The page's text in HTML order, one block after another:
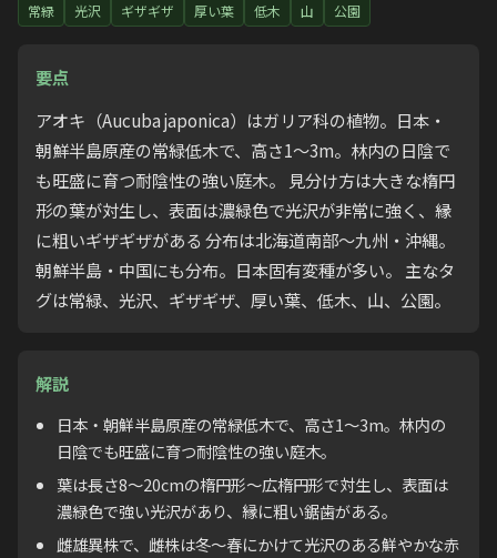
常緑 光沢 ギザギザ 厚い葉 低木 山 公園
要点
アオキ（Aucuba japonica）はガリア科の植物。日本・
朝鮮半島原産の常緑低木で、高さ1〜3m。林内の日陰で
も旺盛に育つ耐陰性の強い庭木。 見分け方は大きな楕円
形の葉が対生し、表面は濃緑色で光沢が非常に強く、縁
に粗いギザギザがある 分布は北海道南部〜九州・沖縄。
朝鮮半島・中国にも分布。日本固有変種が多い。 主なタ
グは常緑、光沢、ギザギザ、厚い葉、低木、山、公園。
解説
日本・朝鮮半島原産の常緑低木で、高さ1〜3m。林内の
日陰でも旺盛に育つ耐陰性の強い庭木。
葉は長さ8〜20cmの楕円形〜広楕円形で対生し、表面は
濃緑色で強い光沢があり、縁に粗い鋸歯がある。
雌雄異株で、雌株は冬〜春にかけて光沢のある鮮やかな赤